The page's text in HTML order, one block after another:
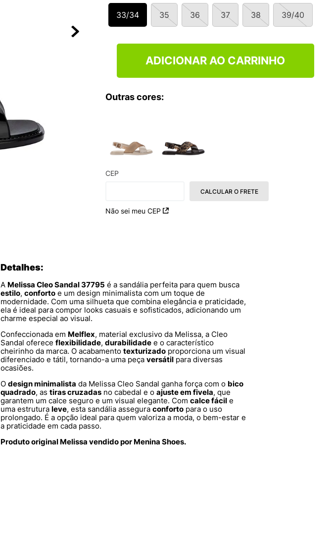
33/34 35 36 37 38 39/40
ADICIONAR AO CARRINHO
Outras cores:
CEP
Não sei meu CEP
CALCULAR O FRETE
Detalhes:
A Melissa Cleo Sandal 37795 é a sandália perfeita para quem busca
estilo, conforto e um design minimalista com um toque de
modernidade. Com uma silhueta que combina elegância e praticidade,
ela é ideal para compor looks casuais e sofisticados, adicionando um
charme especial ao visual.
Confeccionada em Melflex, material exclusivo da Melissa, a Cleo
Sandal oferece flexibilidade, durabilidade e o característico
cheirinho da marca. O acabamento texturizado proporciona um visual
diferenciado e tátil, tornando-a uma peça versátil para diversas
ocasiões.
O design minimalista da Melissa Cleo Sandal ganha força com o bico
quadrado, as tiras cruzadas no cabedal e o ajuste em fivela, que
garantem um calce seguro e um visual elegante. Com calce fácil e
uma estrutura leve, esta sandália assegura conforto para o uso
prolongado. É a opção ideal para quem valoriza a moda, o bem-estar e
a praticidade em cada passo.
Produto original Melissa vendido por Menina Shoes.